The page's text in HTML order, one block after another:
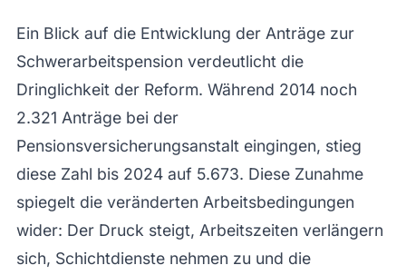
Ein Blick auf die Entwicklung der Anträge zur
Schwerarbeitspension verdeutlicht die
Dringlichkeit der Reform. Während 2014 noch
2.321 Anträge bei der
Pensionsversicherungsanstalt eingingen, stieg
diese Zahl bis 2024 auf 5.673. Diese Zunahme
spiegelt die veränderten Arbeitsbedingungen
wider: Der Druck steigt, Arbeitszeiten verlängern
sich, Schichtdienste nehmen zu und die